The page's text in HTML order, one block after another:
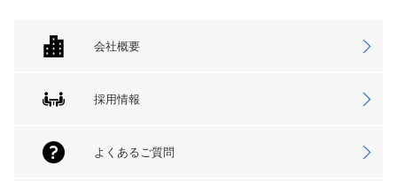
会社概要
採用情報
よくあるご質問